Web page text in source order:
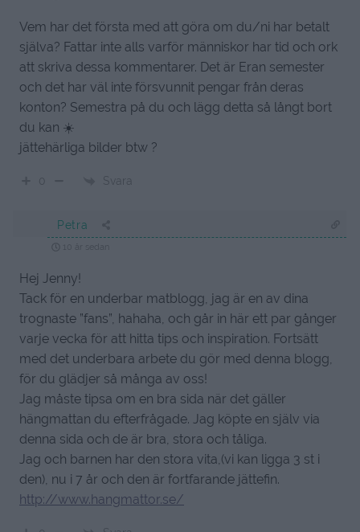
Vem har det första med att göra om du/ni har betalt
själva? Fattar inte alls varför människor har tid och ork
att skriva dessa kommentarer. Det är Eran semester
och det har väl inte försvunnit pengar från deras
konton? Semestra på du och lägg detta så långt bort
du kan ☀️
jättehärliga bilder btw ?
0 Svara
Petra
10 år sedan
Hej Jenny!
Tack för en underbar matblogg, jag är en av dina
trognaste ”fans”, hahaha, och går in här ett par gånger
varje vecka för att hitta tips och inspiration. Fortsätt
med det underbara arbete du gör med denna blogg,
för du glädjer så många av oss!
Jag måste tipsa om en bra sida när det gäller
hängmattan du efterfrågade. Jag köpte en själv via
denna sida och de är bra, stora och tåliga.
Jag och barnen har den stora vita,(vi kan ligga 3 st i
den), nu i 7 år och den är fortfarande jättefin.
http://www.hangmattor.se/